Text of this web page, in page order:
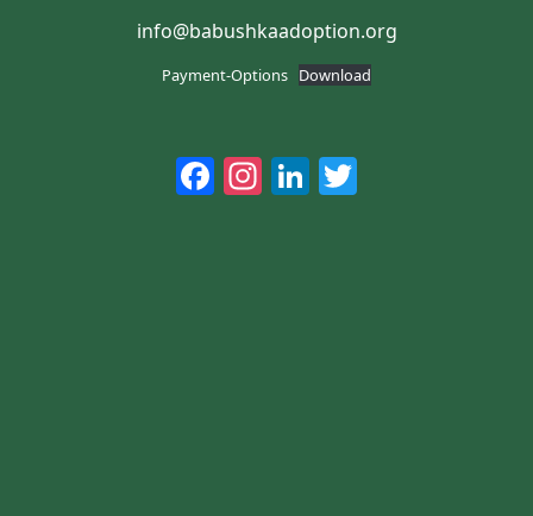
info@babushkaadoption.org
Payment-Options Download
Facebook
Instagram
LinkedIn